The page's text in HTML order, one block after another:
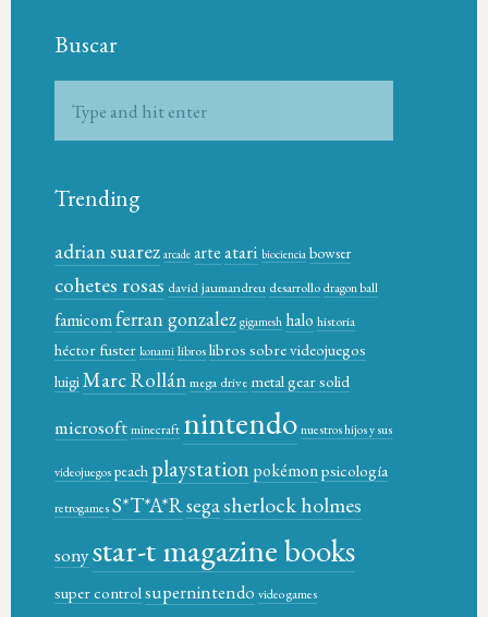
Buscar
Trending
adrian suarez arcade arteatari biociencia bowser
cohetes rosas david jaumandreu desarrollodragon ball
famicomferran gonzalez gigamesh halo historia
héctor fuster konami libroslibros sobre videojuegos
luigiMarc Rollánmega drive metal gear solid
microsoftminecraft nintendonuestros hijos y sus
videojuegospeach playstationpokémonpsicología
retrogamesS*T*A*Rsegasherlock holmes
sonystar-t magazine books
super controlsupernintendo video games